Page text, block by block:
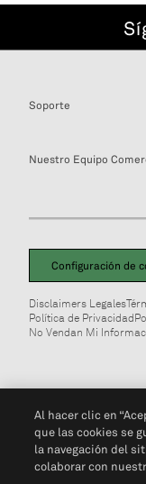
Soporte
Nuestro Equipo
Configuración de
Disclaimers Legales
Política de Privacidad
No Vendan Mi
Al hacer clic en
que las cookies se
la navegación del
colaborar con